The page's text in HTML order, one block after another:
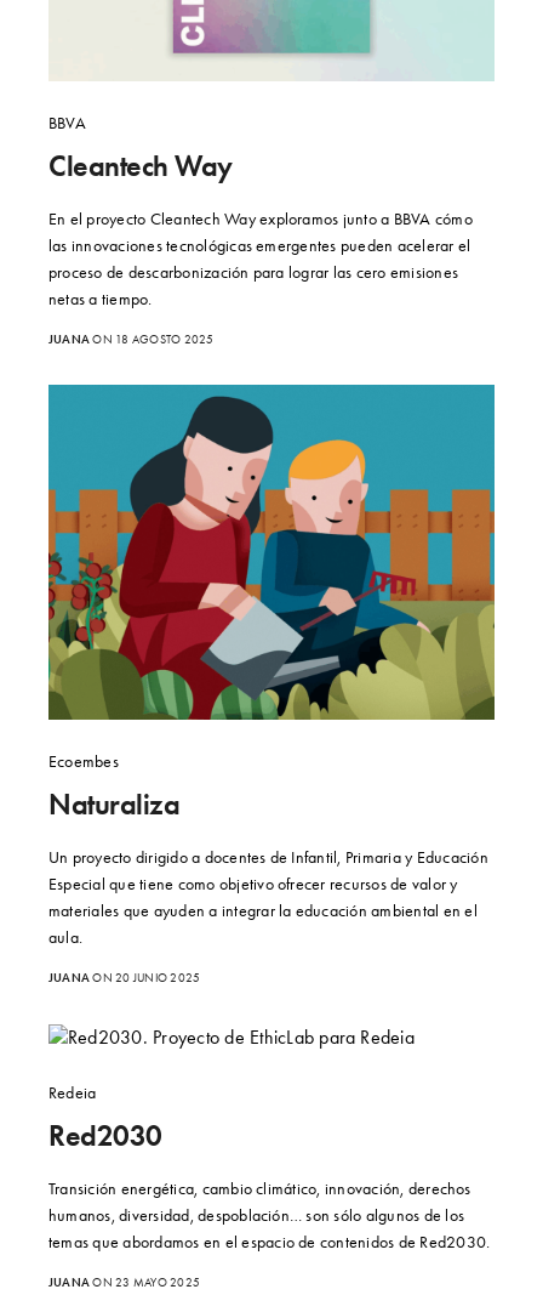
BBVA
Cleantech Way
En el proyecto Cleantech Way exploramos junto a BBVA cómo
las innovaciones tecnológicas emergentes pueden acelerar el
proceso de descarbonización para lograr las cero emisiones
netas a tiempo.
JUANAON 18 AGOSTO 2025
Ecoembes
Naturaliza
Un proyecto dirigido a docentes de Infantil, Primaria y Educación
Especial que tiene como objetivo ofrecer recursos de valor y
materiales que ayuden a integrar la educación ambiental en el
aula.
JUANAON 20 JUNIO 2025
Redeia
Red2030
Transición energética, cambio climático, innovación, derechos
humanos, diversidad, despoblación… son sólo algunos de los
temas que abordamos en el espacio de contenidos de Red2030.
JUANAON 23 MAYO 2025